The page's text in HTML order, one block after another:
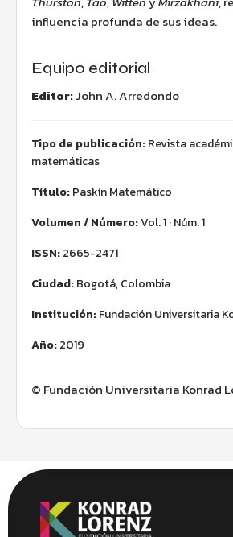
influencia profunda de sus ideas.
Equipo editorial
Editor:John A. Arredondo
Tipo de publicación:Revista
matemáticas
Título:Paskín Matemático
Volumen / Número:Vol. 1 · Núm. 1
ISSN:2665-2471
Ciudad:Bogotá, Colombia
Institución:Fundación Universitaria
Año:2019
© Fundación Universitaria Konrad